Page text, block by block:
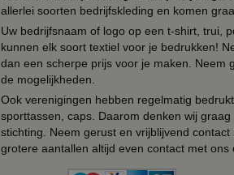
allerlei soorten bedrijfskleding en komen
Uw bedrijfsnaam of logo op een t-shirt, trui,
kunnen elk soort textiel voor je bedrukken!
dan een scherpe prijs voor je maken. Neem
de mogelijkheden.
Ook verenigingen hebben regelmatig
sporttassen, caps. Daarom denken wij
stichting. Neem gerust en vrijblijvend
grotere aantallen altijd even contact met